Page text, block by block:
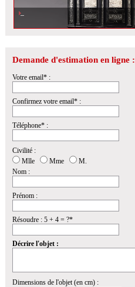
Demande d'estimation en ligne :
Votre email* :
Confirmez votre email* :
Téléphone* :
Civilité :
Mlle
Mme
M.
Nom :
Prénom :
Résoudre : 5 + 4 = ?*
Décrire l'objet :
Dimensions de l'objet (en cm) :